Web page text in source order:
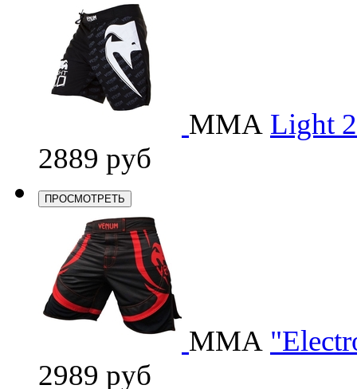
ММА Light
2889 руб
ПРОСМОТРЕТЬ
ММА
2989 руб